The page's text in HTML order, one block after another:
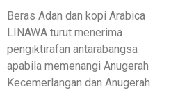
Beras Adan dan kopi Arabica
LINAWA turut menerima
pengiktirafan antarabangsa
apabila memenangi Anugerah
Kecemerlangan dan Anugerah